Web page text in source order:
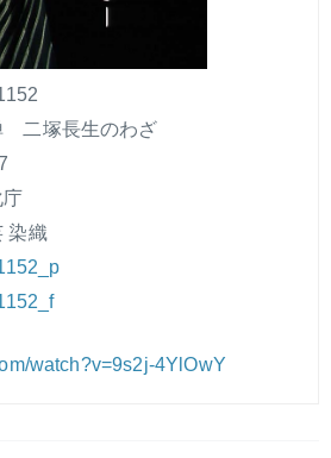
二塚長生のわざ
庁
染織
watch?v=9s2j-4YlOwY